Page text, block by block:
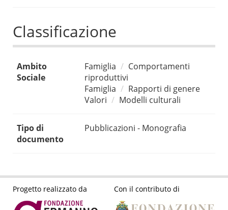
Classificazione
Ambito
Sociale
Famiglia
Comportamenti
riproduttivi
Famiglia
Rapporti di genere
Valori
Modelli culturali
Tipo di
documento
Pubblicazioni - Monografia
Progetto realizzato da Con il contributo di